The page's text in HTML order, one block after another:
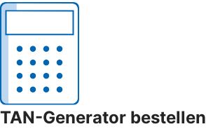
TAN-Generator bestellen